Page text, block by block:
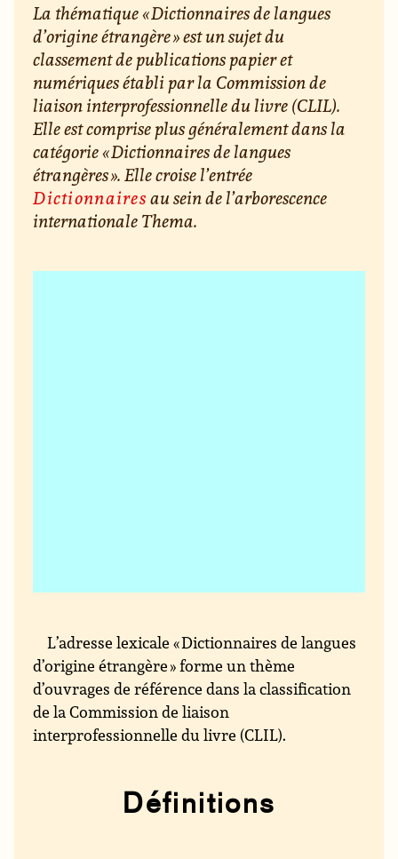
La thématique « Dictionnaires de langues
d’origine étrangère » est un sujet du
classement de publications papier et
numériques établi par la Commission de
liaison interprofessionnelle du livre (CLIL).
Elle est comprise plus généralement dans la
catégorie « Dictionnaires de langues
étrangères ». Elle croise l’entrée
Dictionnairesau sein de l’arborescence
internationale Thema.
L’adresse lexicale « Dictionnaires de langues
d’origine étrangère » forme un thème
d’ouvrages de référence dans la classification
de la Commission de liaison
interprofessionnelle du livre (CLIL).
Définitions